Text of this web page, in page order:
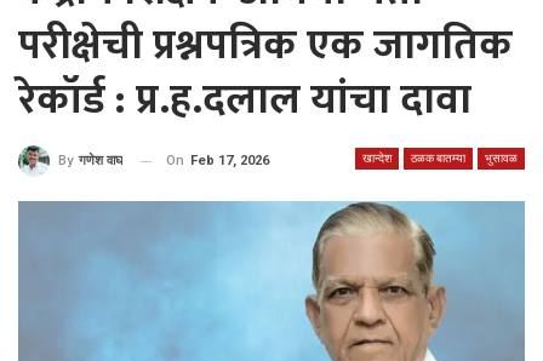
परीक्षेची प्रश्नपत्रिक एक जागतिक
रेकॉर्ड : प्र.ह.दलाल यांचा दावा
खान्देश ठळक बातम्या भुसावळ
By गणेश वाघ On Feb 17, 2026